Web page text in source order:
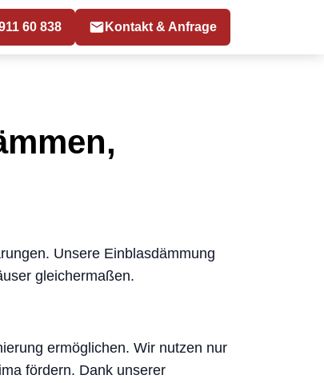
60 838 Kontakt & Anfrage
Unsere Einblasdämmung
gleichermaßen.
ermöglichen. Wir nutzen nur
fördern. Dank unserer